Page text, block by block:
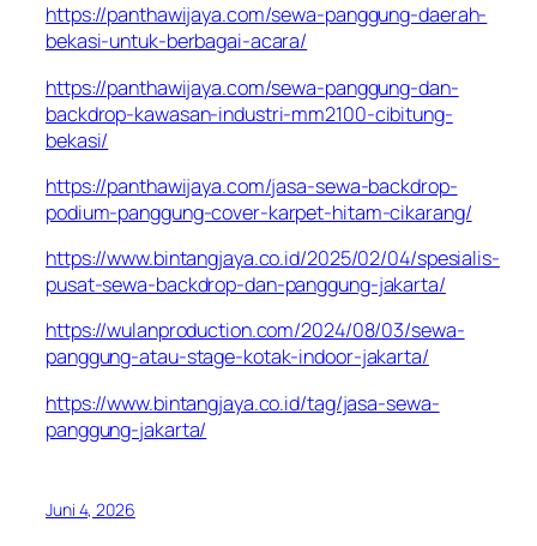
https://panthawijaya.com/sewa-panggung-daerah-
bekasi-untuk-berbagai-acara/
https://panthawijaya.com/sewa-panggung-dan-
backdrop-kawasan-industri-mm2100-cibitung-
bekasi/
https://panthawijaya.com/jasa-sewa-backdrop-
podium-panggung-cover-karpet-hitam-cikarang/
https://www.bintangjaya.co.id/2025/02/04/spesialis-
pusat-sewa-backdrop-dan-panggung-jakarta/
https://wulanproduction.com/2024/08/03/sewa-
panggung-atau-stage-kotak-indoor-jakarta/
https://www.bintangjaya.co.id/tag/jasa-sewa-
panggung-jakarta/
Juni 4, 2026